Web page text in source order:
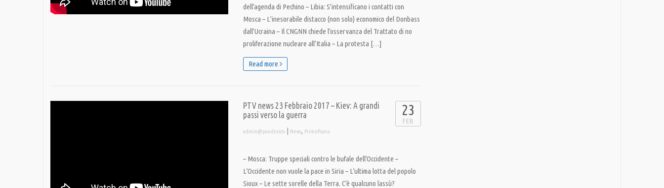
dell’agenda di Pechino – Libia: S’intensificano i contatti con
Mosca – L’inesorabile distacco (non solo) economico del Donbass
dall’Ucraina – Il CNGNN chiede l’osservanza del Trattato di no
proliferazione nucleare all’Italia – La protesta […]
Read more
PTV news 23 Febbraio 2017 – Kiev: A grandi
passi verso la guerra
admin@pandoratv | News, PrimoPiano
23
FEB
– Mosca: Truppe speciali contro le bufale dell’Occidente –
L’Occidente non vuole la pace in Siria – L’ultima lotta del popolo
Sioux – Le sette sorelle della Terra. C’è qualcuno lassù?